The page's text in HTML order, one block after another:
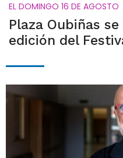
EL DOMINGO 16 DE AGOSTO
Plaza Oubiñas
edición del